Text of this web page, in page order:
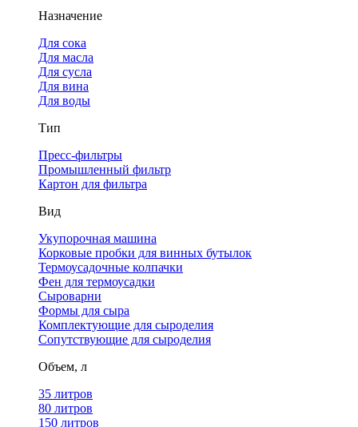
Назначение
Для сока
Для масла
Для сусла
Для вина
Для воды
Тип
Пресс-фильтры
Промышленный фильтр
Картон для фильтра
Вид
Укупорочная машина
Корковые пробки для винных бутылок
Термоусадочные колпачки
Фен для термоусадки
Сыроварни
Формы для сыра
Комплектующие для сыроделия
Сопутствующие для сыроделия
Объем, л
35 литров
80 литров
150 литров